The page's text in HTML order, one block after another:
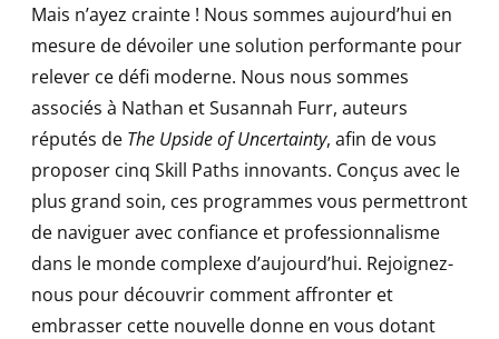
Mais n’ayez crainte ! Nous sommes aujourd’hui en
mesure de dévoiler une solution performante pour
relever ce défi moderne. Nous nous sommes
associés à Nathan et Susannah Furr, auteurs
réputés de The Upside of Uncertainty, afin de vous
proposer cinq Skill Paths innovants. Conçus avec le
plus grand soin, ces programmes vous permettront
de naviguer avec confiance et professionnalisme
dans le monde complexe d’aujourd’hui. Rejoignez-
nous pour découvrir comment affronter et
embrasser cette nouvelle donne en vous dotant